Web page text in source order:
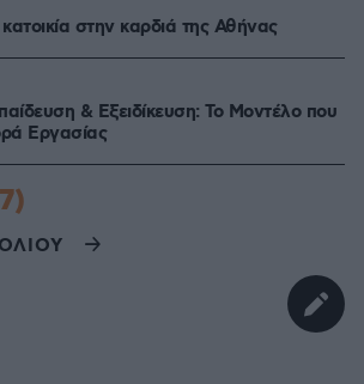
στην καρδιά της Αθήνας
& Εξειδίκευση: Το Mοντέλο που
Eργασίας